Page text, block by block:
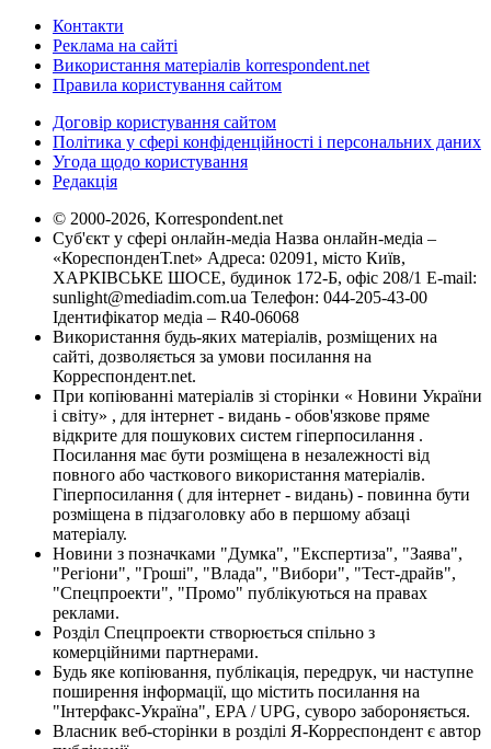
Контакти
Реклама на сайті
Використання матеріалів korrespondent.net
Правила користування сайтом
Договір користування сайтом
Політика у сфері конфіденційності і персональних даних
Угода щодо користування
Редакція
© 2000-2026, Korrespondent.net
Суб'єкт у сфері онлайн-медіа Назва онлайн-медіа –
«КореспонденТ.net» Адреса: 02091, місто Київ,
ХАРКІВСЬКЕ ШОСЕ, будинок 172-Б, офіс 208/1 E-mail:
sunlight@mediadim.com.ua Телефон: 044-205-43-00
Ідентифікатор медіа – R40-06068
Використання будь-яких матеріалів, розміщених на
сайті, дозволяється за умови посилання на
Корреспондент.net.
При копіюванні матеріалів зі сторінки « Новини України
і світу» , для інтернет - видань - обов'язкове пряме
відкрите для пошукових систем гіперпосилання .
Посилання має бути розміщена в незалежності від
повного або часткового використання матеріалів.
Гіперпосилання ( для інтернет - видань) - повинна бути
розміщена в підзаголовку або в першому абзаці
матеріалу.
Новини з позначками "Думка", "Експертиза", "Заява",
"Регіони", "Гроші", "Влада", "Вибори", "Тест-драйв",
"Спецпроекти", "Промо" публікуються на правах
реклами.
Розділ Спецпроекти створюється спільно з
комерційними партнерами.
Будь яке копіювання, публікація, передрук, чи наступне
поширення інформації, що містить посилання на
"Інтерфакс-Україна", EPA / UPG, суворо забороняється.
Власник веб-сторінки в розділі Я-Корреспондент є автор